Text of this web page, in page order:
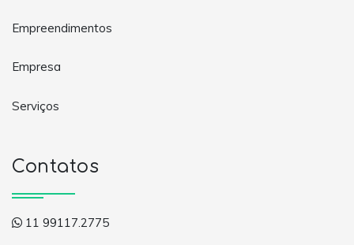
Empreendimentos
Empresa
Serviços
Contatos
11 99117.2775